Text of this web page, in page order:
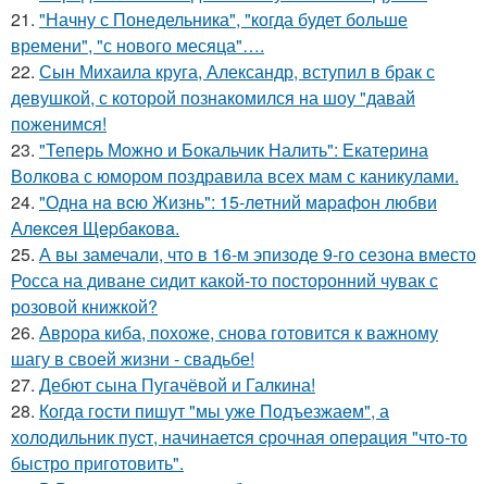
21. "Начну с Понедельника", "когда будет больше
времени", "с нового месяца"….
22. Сын Михаила круга, Александр, вступил в брак с
девушкой, с которой познакомился на шоу "давай
поженимся!
23. "Теперь Можно и Бокальчик Налить": Екатерина
Волкова с юмором поздравила всех мам с каникулами.
24. "Однa нa вcю Жизнь": 15-лeтний мapaфoн любви
Алeкceя Щepбaкoвa.
25. А вы замечали, что в 16-м эпизоде 9-го сезона вместо
Росса на диване сидит какой-то посторонний чувак с
розовой книжкой?
26. Аврора киба, похоже, снова готовится к важному
шагу в своей жизни - свадьбе!
27. Дебют сына Пугачёвой и Галкина!
28. Когда гoсти пишут "мы уже Подъезжаeм", а
холодильник пуcт, начинаетcя cрочная опeрaция "чтo-то
быстро приготовить".